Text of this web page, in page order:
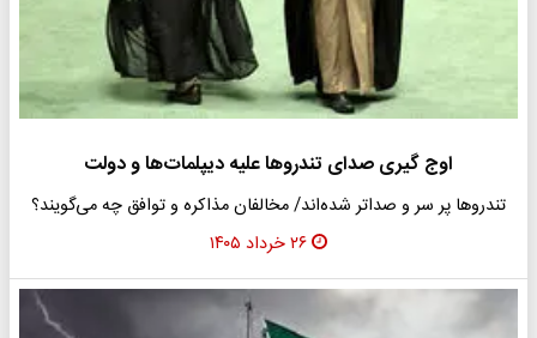
اوج گیری صدای تندروها علیه دیپلمات‌ها و دولت
تندروها پر سر و صداتر شده‌اند/ مخالفان مذاکره و توافق چه می‌گویند؟
۲۶ خرداد ۱۴۰۵